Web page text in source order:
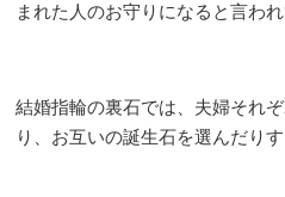
まれた人のお守りになると言われ
結婚指輪の裏石では、夫婦それ
り、お互いの誕生石を選んだり